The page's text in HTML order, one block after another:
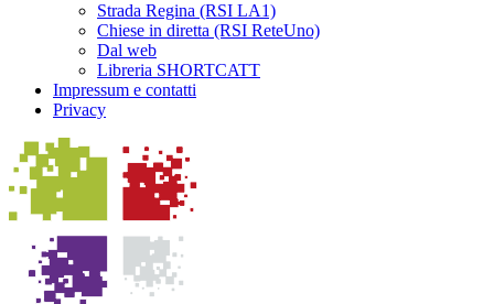
Strada Regina (RSI LA1)
Chiese in diretta (RSI ReteUno)
Dal web
Libreria SHORTCATT
Impressum e contatti
Privacy